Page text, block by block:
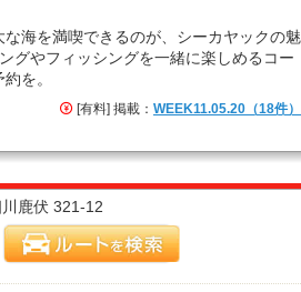
海を満喫できるのが、シーカヤックの魅
グやフィッシングを一緒に楽しめるコー
を。
[有料] 掲載： WEEK11.05.20（18件）
鹿伏 321-12